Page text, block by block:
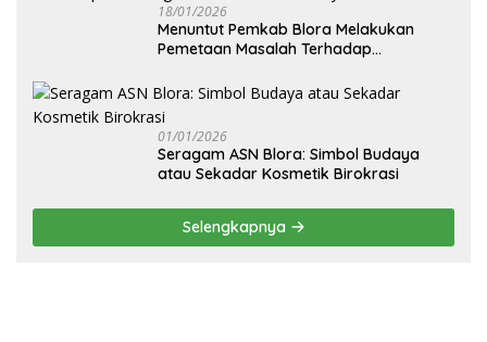
18/01/2026
‎Menuntut Pemkab Blora Melakukan
Pemetaan Masalah Terhadap
Blora
01/01/2026
‎Seragam ASN Blora: Simbol Budaya
atau Sekadar Kosmetik Birokrasi
Selengkapnya